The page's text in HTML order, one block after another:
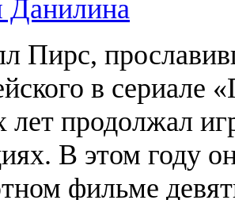
Пирс,
в сериале
лет продолжал
В этом году
фильме